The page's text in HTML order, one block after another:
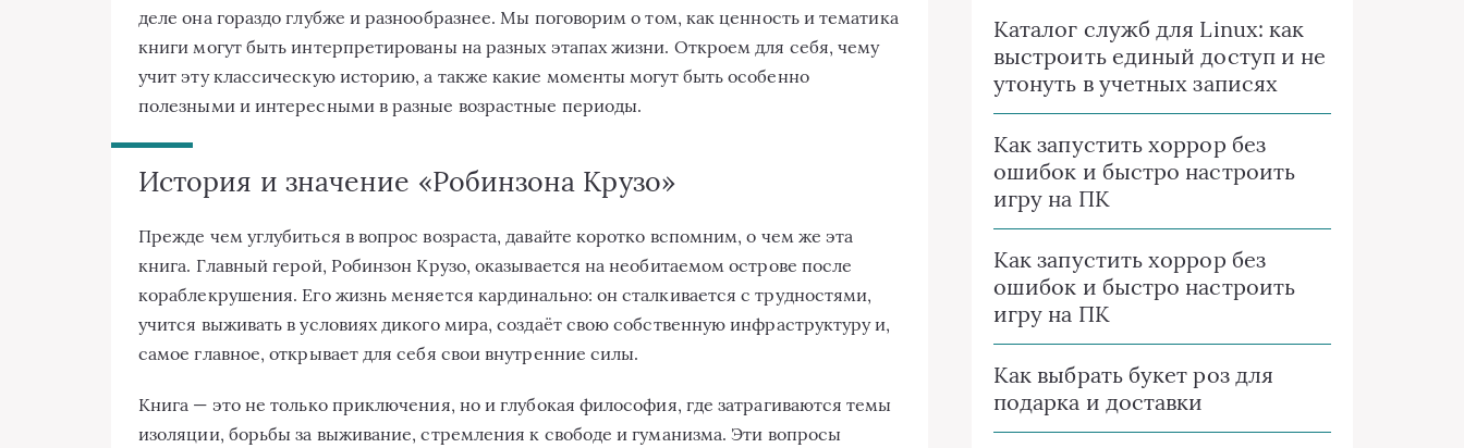
деле она гораздо глубже и разнообразнее. Мы поговорим о том, как ценность и тематика
книги могут быть интерпретированы на разных этапах жизни. Откроем для себя, чему
учит эту классическую историю, а также какие моменты могут быть особенно
полезными и интересными в разные возрастные периоды.
История и значение «Робинзона Крузо»
Прежде чем углубиться в вопрос возраста, давайте коротко вспомним, о чем же эта
книга. Главный герой, Робинзон Крузо, оказывается на необитаемом острове после
кораблекрушения. Его жизнь меняется кардинально: он сталкивается с трудностями,
учится выживать в условиях дикого мира, создаёт свою собственную инфраструктуру и,
самое главное, открывает для себя свои внутренние силы.
Книга — это не только приключения, но и глубокая философия, где затрагиваются темы
изоляции, борьбы за выживание, стремления к свободе и гуманизма. Эти вопросы
Каталог служб для Linux: как
выстроить единый доступ и не
утонуть в учетных записях
Как запустить хоррор без
ошибок и быстро настроить
игру на ПК
Как запустить хоррор без
ошибок и быстро настроить
игру на ПК
Как выбрать букет роз для
подарка и доставки